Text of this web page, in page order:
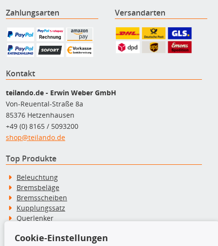
Zahlungsarten Versandarten
Kontakt
teilando.de - Erwin Weber GmbH
Von-Reuental-Straße 8a
85376 Hetzenhausen
+49 (0) 8165 / 5093200
shop@teilando.de
Top Produkte
Beleuchtung
Bremsbeläge
Bremsscheiben
Kupplungssatz
Querlenker
Stoßdämpfer
Cookie-Einstellungen